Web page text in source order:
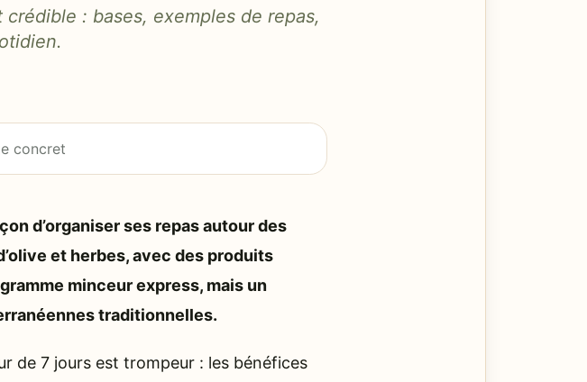
: bases, exemples de repas,
concret
d’organiser ses repas autour des
et herbes, avec des produits
minceur express, mais un
traditionnelles.
de 7 jours est trompeur : les bénéfices